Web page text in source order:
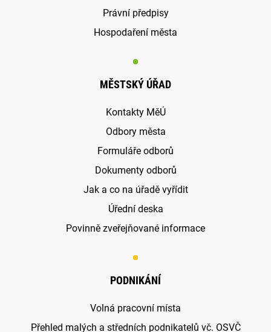
Právní předpisy
Hospodaření města
MĚSTSKÝ ÚŘAD
Kontakty MěÚ
Odbory města
Formuláře odborů
Dokumenty odborů
Jak a co na úřadě vyřídit
Úřední deska
Povinně zveřejňované informace
PODNIKÁNÍ
Volná pracovní místa
Přehled malých a středních podnikatelů vč. OSVČ